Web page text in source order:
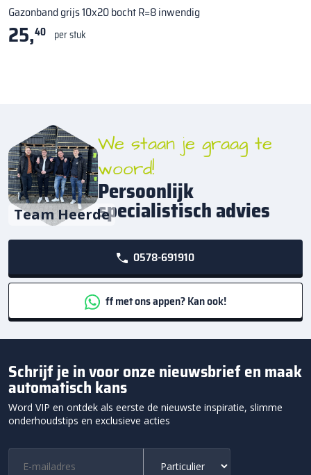
Gazonband grijs 10x20 bocht R=8 inwendig
25,40 per stuk
Team Heerde
We staan je graag te
woord!
Persoonlijk
specialistisch advies
0578-691910
ff met ons appen? Kan ook!
Schrijf je in voor onze nieuwsbrief en maak
automatisch kans
Word VIP en ontdek als eerste de nieuwste inspiratie, slimme
onderhoudstips en exclusieve acties